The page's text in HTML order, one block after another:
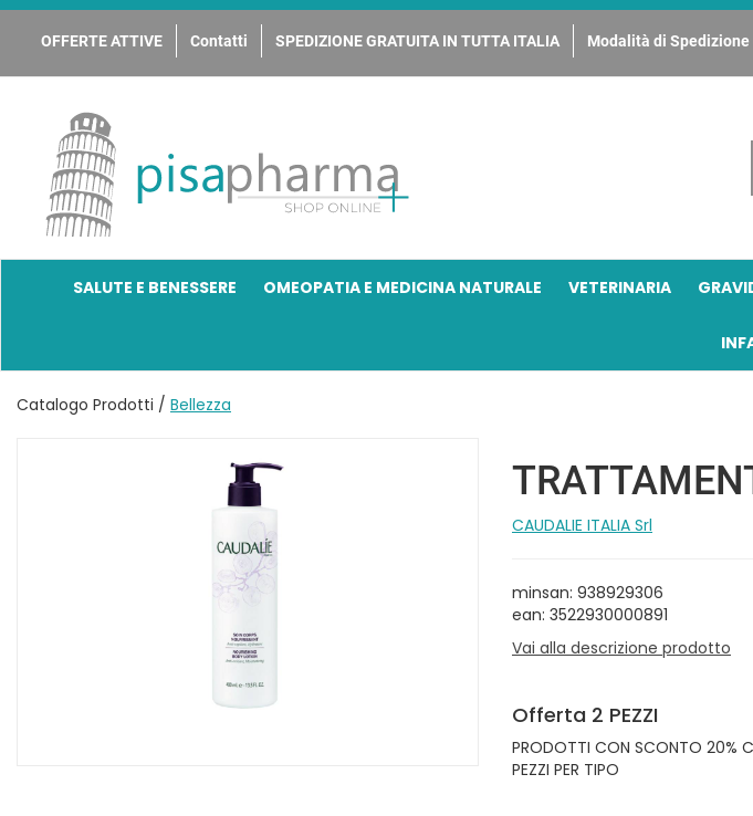
Passa
principale
OFFERTE ATTIVE Contatti SPEDIZIONE GRATUITA IN TUTTA ITALIA Modalità di Spedizione
PisaPharma
SALUTE E BENESSERE OMEOPATIA E MEDICINA NATURALE VETERINARIA
Catalogo Prodotti / Bellezza
CAUDALIE ITALIA Srl
minsan: 938929306
ean: 3522930000891
Vai alla descrizione prodotto
Offerta 2 PEZZI
PRODOTTI CON SCONTO 20%
PEZZI PER TIPO